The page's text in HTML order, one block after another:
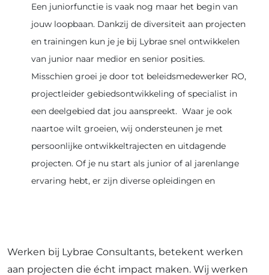
Een juniorfunctie is vaak nog maar het begin van
jouw loopbaan. Dankzij de diversiteit aan projecten
en trainingen kun je je bij Lybrae snel ontwikkelen
van junior naar medior en senior posities.
Misschien groei je door tot beleidsmedewerker RO,
projectleider gebiedsontwikkeling of specialist in
een deelgebied dat jou aanspreekt. Waar je ook
naartoe wilt groeien, wij ondersteunen je met
persoonlijke ontwikkeltrajecten en uitdagende
projecten. Of je nu start als junior of al jarenlange
ervaring hebt, er zijn diverse opleidingen en
Werken bij Lybrae Consultants, betekent werken
aan projecten die écht impact maken. Wij werken